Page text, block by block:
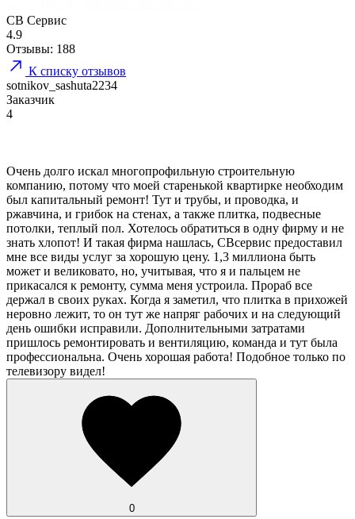
СВ Сервис
4.9
Отзывы: 188
К списку отзывов
sotnikov_sashuta2234
Заказчик
4
Очень долго искал многопрофильную строительную
компанию, потому что моей старенькой квартирке необходим
был капитальный ремонт! Тут и трубы, и проводка, и
ржавчина, и грибок на стенах, а также плитка, подвесные
потолки, теплый пол. Хотелось обратиться в одну фирму и не
знать хлопот! И такая фирма нашлась, СВсервис предоставил
мне все виды услуг за хорошую цену. 1,3 миллиона быть
может и великовато, но, учитывая, что я и пальцем не
прикасался к ремонту, сумма меня устроила. Прораб все
держал в своих руках. Когда я заметил, что плитка в прихожей
неровно лежит, то он тут же напряг рабочих и на следующий
день ошибки исправили. Дополнительными затратами
пришлось ремонтировать и вентиляцию, команда и тут была
профессиональна. Очень хорошая работа! Подобное только по
телевизору видел!
0